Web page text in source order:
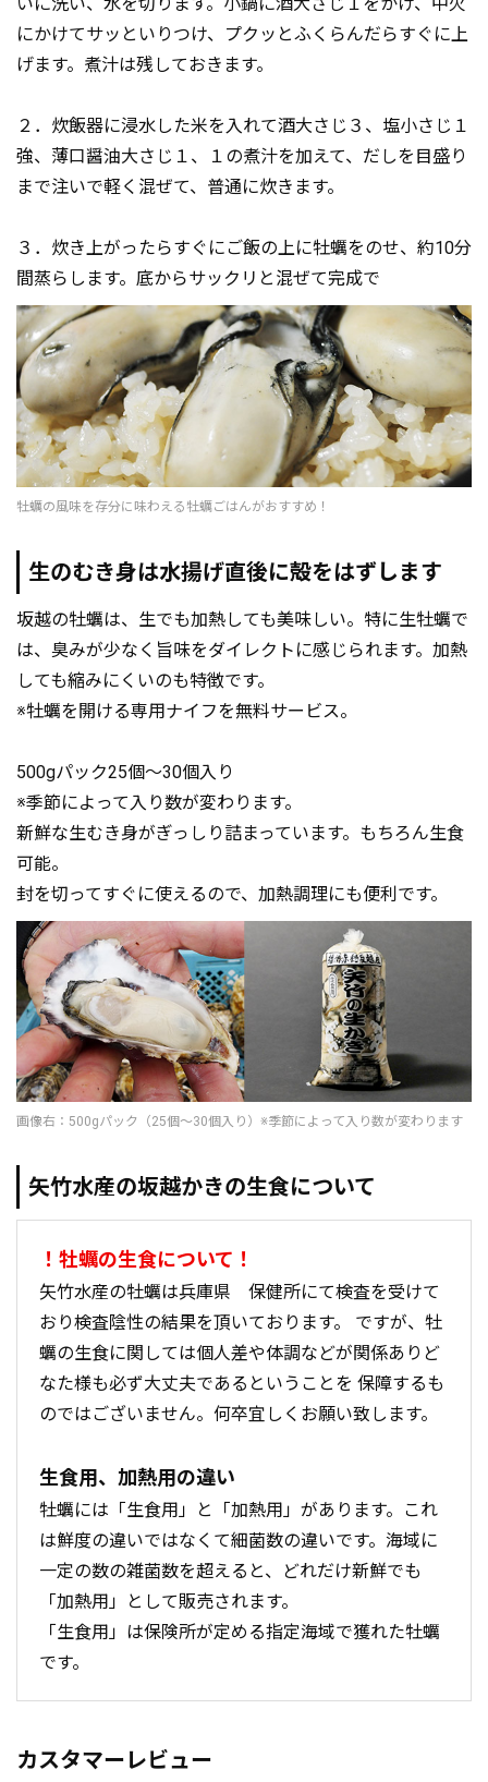
にかけてサッといりつけ、プクッとふくらんだらすぐに上
げます。煮汁は残しておきます。
２．炊飯器に浸水した米を入れて酒大さじ３、塩小さじ１
強、薄口醤油大さじ１、１の煮汁を加えて、だしを目盛り
まで注いで軽く混ぜて、普通に炊きます。
３．炊き上がったらすぐにご飯の上に牡蠣をのせ、約10分
間蒸らします。底からサックリと混ぜて完成で
牡蠣の風味を存分に味わえる牡蠣ごはんがおすすめ！
生のむき身は水揚げ直後に殻をはずします
坂越の牡蠣は、生でも加熱しても美味しい。特に生牡蠣で
は、臭みが少なく旨味をダイレクトに感じられます。加熱
しても縮みにくいのも特徴です。
※牡蠣を開ける専用ナイフを無料サービス。
500gパック25個～30個入り
※季節によって入り数が変わります。
新鮮な生むき身がぎっしり詰まっています。もちろん生食
可能。
封を切ってすぐに使えるので、加熱調理にも便利です。
画像右：500gパック（25個～30個入り）※季節によって入り数が変わります
矢竹水産の坂越かきの生食について
！牡蠣の生食について！
矢竹水産の牡蠣は兵庫県 保健所にて検査を受けて
おり検査陰性の結果を頂いております。 ですが、牡
蠣の生食に関しては個人差や体調などが関係ありど
なた様も必ず大丈夫であるということを 保障するも
のではございません。何卒宜しくお願い致します。
生食用、加熱用の違い
牡蠣には「生食用」と「加熱用」があります。これ
は鮮度の違いではなくて細菌数の違いです。海域に
一定の数の雑菌数を超えると、どれだけ新鮮でも
「加熱用」として販売されます。
「生食用」は保険所が定める指定海域で獲れた牡蠣
です。
カスタマーレビュー